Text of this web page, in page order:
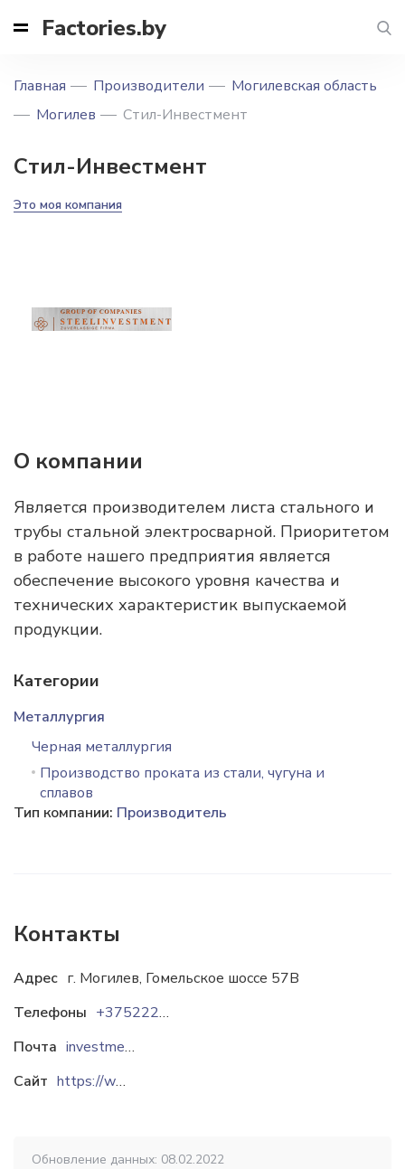
Factories.by
Главная Производители
Могилевская область
Могилев
Стил-Инвестмент
Стил-Инвестмент
Это моя компания
О компании
Является производителем листа стального и
трубы стальной электросварной. Приоритетом
в работе нашего предприятия является
обеспечение высокого уровня качества и
технических характеристик выпускаемой
продукции.
Категории
Металлургия
Черная металлургия
Производство проката из стали, чугуна и
сплавов
Тип компании: Производитель
Контакты
Адрес г. Могилев, Гомельское шоссе 57В
Телефоны
+37522220-66-33
Почта
investmentsteel@gmail.com
Сайт
https://www.steelinvestment.net
Обновление данных: 08.02.2022